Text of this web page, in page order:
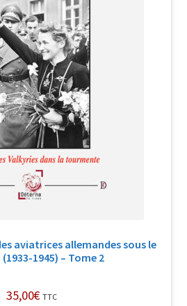
aviatrices allemandes sous le
(1933-1945) – Tome 2
35,00€ TTC